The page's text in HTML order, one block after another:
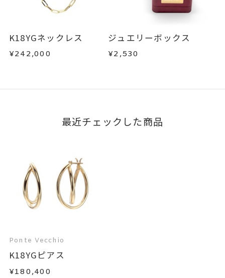
K18YGネックレス
¥242,000
ジュエリーボックス
¥2,530
最近チェックした商品
Ponte Vecchio
K18YGピアス
¥180,400